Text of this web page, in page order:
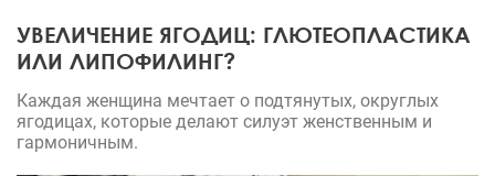
УВЕЛИЧЕНИЕ ЯГОДИЦ: ГЛЮТЕОПЛАСТИКА
ИЛИ ЛИПОФИЛИНГ?
Каждая женщина мечтает о подтянутых, округлых
ягодицах, которые делают силуэт женственным и
гармоничным.